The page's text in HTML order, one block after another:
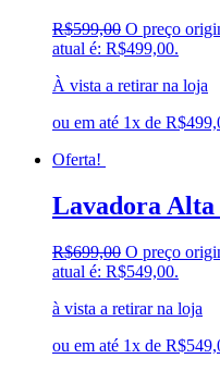
R$599,00 O preço
atual é: R$499,00.
À vista a retirar na loja
ou em até 1x de
Oferta!
Lavadora Alta
R$699,00 O preço
atual é: R$549,00.
à vista a retirar na loja
ou em até 1x de